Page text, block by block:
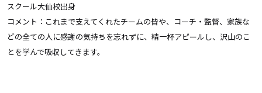
スクール大仙校出身
コメント：これまで支えてくれたチームの皆や、コーチ・監督、家族な
どの全ての人に感謝の気持ちを忘れずに、精一杯アピールし、沢山のこ
とを学んで吸収してきます。